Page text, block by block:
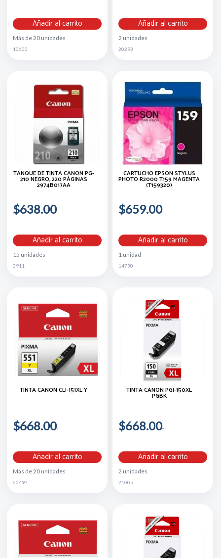
Añadir al carrito
Más de 20 unidades
10600
Añadir al carrito
2 unidades
20293
TANQUE DE TINTA CANON PG-
210 NEGRO, 220 PÁGINAS
2974B017AA
$638.00
Añadir al carrito
15 unidades
3911
CARTUCHO EPSON STYLUS
PHOTO R2000 T159 MAGENTA
(T159320)
$659.00
Añadir al carrito
1 unidad
14790
TINTA CANON CLI-151XL Y
$668.00
Añadir al carrito
Más de 20 unidades
20497
TINTA CANON PGI-150XL
PGBK
$668.00
Añadir al carrito
2 unidades
21005